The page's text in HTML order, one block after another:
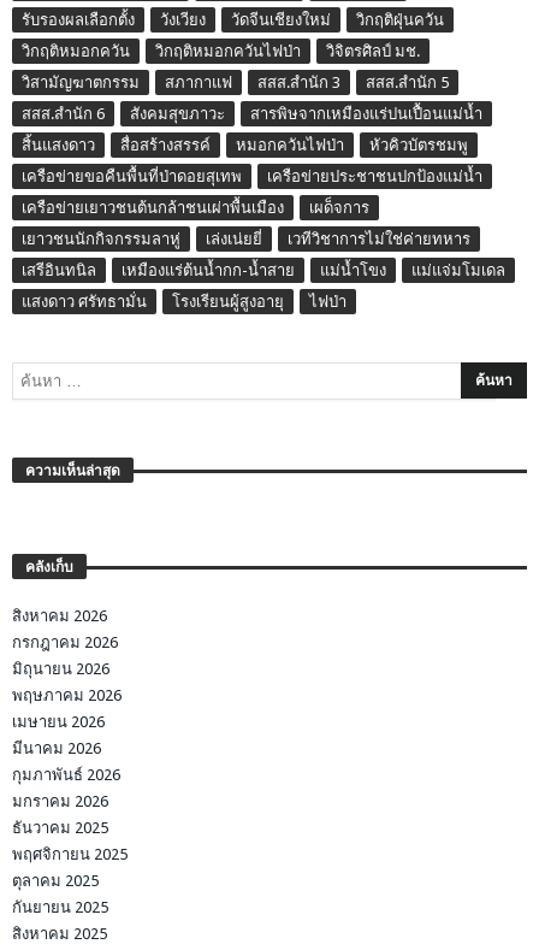
รับรองผลเลือกตั้ง วังเวียง วัดจีนเชียงใหม่
วิกฤติฝุ่นควัน
วิกฤติหมอกควัน
วิกฤติหมอกควันไฟป่า
วิจิตรศิลป์ มช.
วิสามัญฆาตกรรม
สภากาแฟ สสส.สำนัก 3
สสส.สำนัก 5
สสส.สำนัก 6
สังคมสุขภาวะ
สารพิษจากเหมืองแร่ปนเปื้อนแม่น้ำ
สิ้นแสงดาว
สื่อสร้างสรรค์ หมอกควันไฟป่า
หัวคิวบัตรชมพู
เครือข่ายขอคืนพื้นที่ป่าดอยสุเทพ
เครือข่ายประชาชนปกป้องแม่น้ำ
เครือข่ายเยาวชนต้นกล้าชนเผ่าพื้นเมือง
เผด็จการ
เยาวชนนักกิจกรรมลาหู่
เล่งเน่ยยี่
เวทีวิชาการไม่ใช่ค่ายทหาร
เสรีอินทนิล
เหมืองแร่ต้นน้ำกก-น้ำสาย แม่น้ำโขง
แม่แจ่มโมเดล
แสงดาว ศรัทธามั่น
โรงเรียนผู้สูงอายุ ไฟป่า
ความเห็นล่าสุด
คลังเก็บ
สิงหาคม 2026
กรกฎาคม 2026
มิถุนายน 2026
พฤษภาคม 2026
เมษายน 2026
มีนาคม 2026
กุมภาพันธ์ 2026
มกราคม 2026
ธันวาคม 2025
พฤศจิกายน 2025
ตุลาคม 2025
กันยายน 2025
สิงหาคม 2025